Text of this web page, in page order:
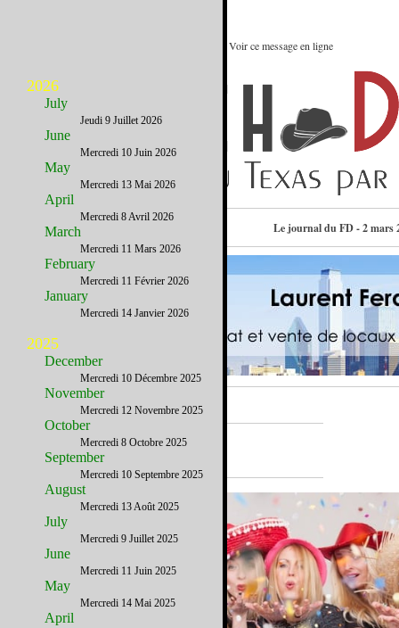
Enterrer sa vie de jeune fille à Austin : Voir ce message en ligne
Contactez-nous Le journal du FD - 2 mars
A la Une
2026
July
Jeudi 9 Juillet 2026
June
Mercredi 10 Juin 2026
May
Mercredi 13 Mai 2026
April
Mercredi 8 Avril 2026
March
Mercredi 11 Mars 2026
February
Mercredi 11 Février 2026
January
Mercredi 14 Janvier 2026
2025
December
Mercredi 10 Décembre 2025
November
Mercredi 12 Novembre 2025
October
Mercredi 8 Octobre 2025
September
Mercredi 10 Septembre 2025
August
Mercredi 13 Août 2025
July
Mercredi 9 Juillet 2025
June
Mercredi 11 Juin 2025
May
Mercredi 14 Mai 2025
April